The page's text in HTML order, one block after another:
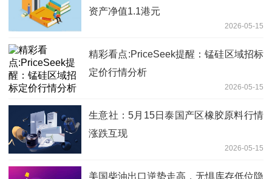
资产净值1.1港元
2026-05-15
精彩看点:PriceSeek提醒：锰硅区域招标
定价行情分析
2026-05-15
生意社：5月15日泰国产区橡胶原料行情
涨跌互现
2026-05-15
美国柴油出口逆势走高，无惧库存低位隐